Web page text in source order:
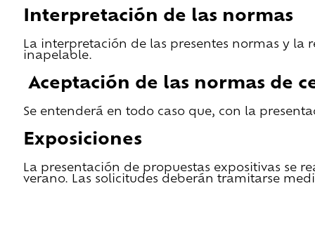
Interpretación de las normas
La interpretación de las presentes normas y la
inapelable.
Aceptación de las normas de
Se entenderá en todo caso que, con la
Exposiciones
La presentación de propuestas expositivas se
verano. Las solicitudes deberán tramitarse